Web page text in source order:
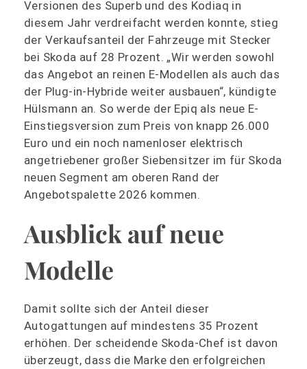
Versionen des Superb und des Kodiaq in
diesem Jahr verdreifacht werden konnte, stieg
der Verkaufsanteil der Fahrzeuge mit Stecker
bei Skoda auf 28 Prozent. „Wir werden sowohl
das Angebot an reinen E-Modellen als auch das
der Plug-in-Hybride weiter ausbauen“, kündigte
Hülsmann an. So werde der Epiq als neue E-
Einstiegsversion zum Preis von knapp 26.000
Euro und ein noch namenloser elektrisch
angetriebener großer Siebensitzer im für Skoda
neuen Segment am oberen Rand der
Angebotspalette 2026 kommen.
Ausblick auf neue
Modelle
Damit sollte sich der Anteil dieser
Autogattungen auf mindestens 35 Prozent
erhöhen. Der scheidende Skoda-Chef ist davon
überzeugt, dass die Marke den erfolgreichen